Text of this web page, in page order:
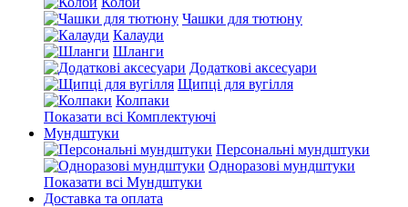
Чашки для тютюну
Калауди
Шланги
Додаткові аксесуари
Щипці для вугілля
Колпаки
Показати всі Комплектуючі
Мундштуки
Персональні мундштуки
Одноразові мундштуки
Показати всі Мундштуки
Доставка та оплата